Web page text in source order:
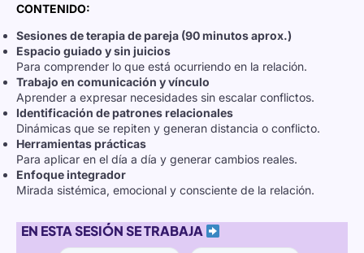
CONTENIDO:
Sesiones de terapia de pareja (90 minutos aprox.)
Espacio guiado y sin juicios
Para comprender lo que está ocurriendo en la relación.
Trabajo en comunicación y vínculo
Aprender a expresar necesidades sin escalar conflictos.
Identificación de patrones relacionales
Dinámicas que se repiten y generan distancia o conflicto.
Herramientas prácticas
Para aplicar en el día a día y generar cambios reales.
Enfoque integrador
Mirada sistémica, emocional y consciente de la relación.
EN ESTA SESIÓN SE TRABAJA